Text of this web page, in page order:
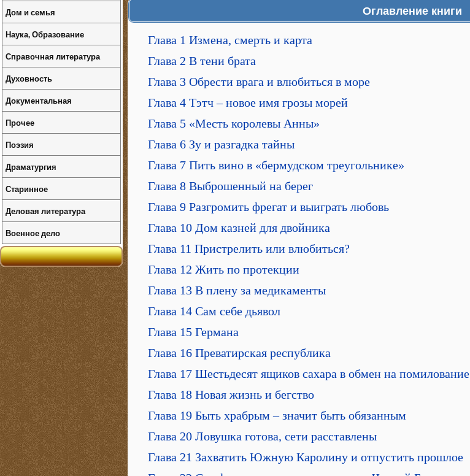
Оглавление книги
Глава 1 Измена, смерть и карта
Глава 2 В тени брата
Глава 3 Обрести врага и влюбиться в море
Глава 4 Тэтч – новое имя грозы морей
Глава 5 «Месть королевы Анны»
Глава 6 Зу и разгадка тайны
Глава 7 Пить вино в «бермудском треугольнике»
Глава 8 Выброшенный на берег
Глава 9 Разгромить фрегат и выиграть любовь
Глава 10 Дом казней для двойника
Глава 11 Пристрелить или влюбиться?
Глава 12 Жить по протекции
Глава 13 В плену за медикаменты
Глава 14 Сам себе дьявол
Глава 15 Германа
Глава 16 Преватирская республика
Глава 17 Шестьдесят ящиков сахара в обмен на помилование
Глава 18 Новая жизнь и бегство
Глава 19 Быть храбрым – значит быть обязанным
Глава 20 Ловушка готова, сети расставлены
Глава 21 Захватить Южную Каролину и отпустить прошлое
Дом и семья
Наука, Образование
Справочная литература
Духовность
Документальная
Прочее
Поэзия
Драматургия
Старинное
Деловая литература
Военное дело